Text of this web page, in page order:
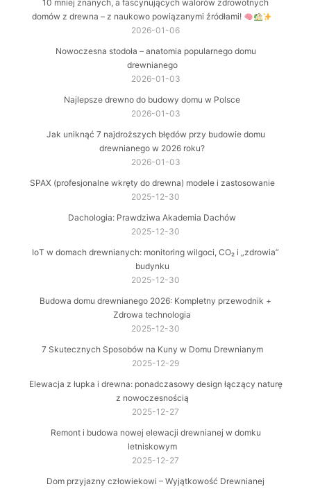
10 mniej znanych, a fascynujących walorów zdrowotnych
domów z drewna – z naukowo powiązanymi źródłami!
2026-01-06
Nowoczesna stodoła – anatomia popularnego domu
drewnianego
2026-01-03
Najlepsze drewno do budowy domu w Polsce
2026-01-03
Jak uniknąć 7 najdroższych błędów przy budowie domu
drewnianego w 2026 roku?
2026-01-03
SPAX (profesjonalne wkręty do drewna) modele i zastosowanie
2025-12-30
Dachologia: Prawdziwa Akademia Dachów
2025-12-30
IoT w domach drewnianych: monitoring wilgoci, CO₂ i „zdrowia”
budynku
2025-12-30
Budowa domu drewnianego 2026: Kompletny przewodnik +
Zdrowa technologia
2025-12-30
7 Skutecznych Sposobów na Kuny w Domu Drewnianym
2025-12-29
Elewacja z łupka i drewna: ponadczasowy design łączący naturę
z nowoczesnością
2025-12-27
Remont i budowa nowej elewacji drewnianej w domku
letniskowym
2025-12-27
Dom przyjazny człowiekowi – Wyjątkowość Drewnianej